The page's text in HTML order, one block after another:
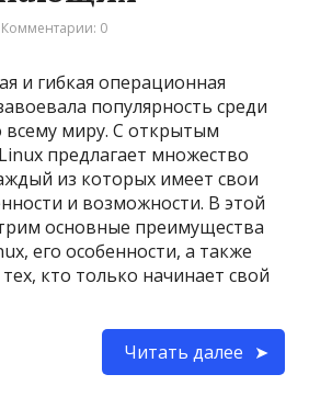
Комментарии: 0
и гибкая операционная
популярность среди
всему миру. С открытым
предлагает множество
из которых имеет свои
и возможности. В этой
основные преимущества
его особенности, а также
кто только начинает свой
Читать далее